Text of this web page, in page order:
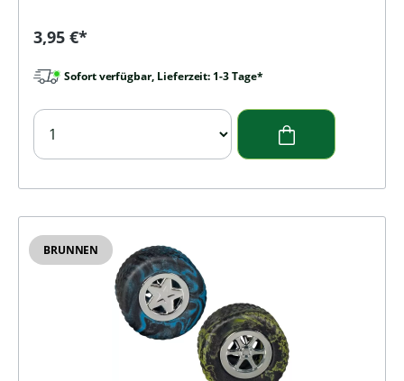
Regulärer Preis:
3,95 €*
Sofort verfügbar, Lieferzeit: 1-3 Tage*
BRUNNEN